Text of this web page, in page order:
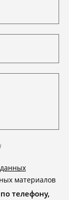
материалов
телефону,